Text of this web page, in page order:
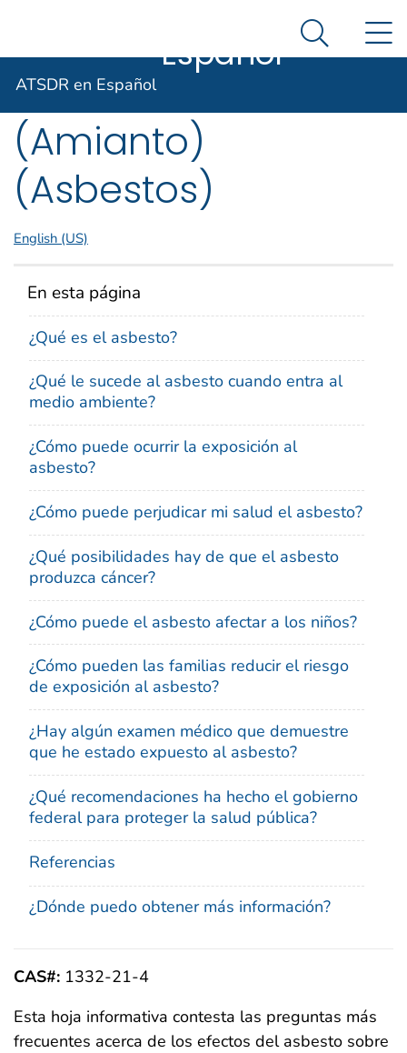
Agencia para Sustancias Tóxicas y el Registro de
ATSDR en
Español Search
ATSDR en Español
ToxFAQs™ – Asbesto
(Amianto)
(Asbestos)
English (US)
En esta página
¿Qué es el asbesto?
¿Qué le sucede al asbesto cuando entra al
medio ambiente?
¿Cómo puede ocurrir la exposición al
asbesto?
¿Cómo puede perjudicar mi salud el asbesto?
¿Qué posibilidades hay de que el asbesto
produzca cáncer?
¿Cómo puede el asbesto afectar a los niños?
¿Cómo pueden las familias reducir el riesgo
de exposición al asbesto?
¿Hay algún examen médico que demuestre
que he estado expuesto al asbesto?
¿Qué recomendaciones ha hecho el gobierno
federal para proteger la salud pública?
Referencias
¿Dónde puedo obtener más información?
CAS#: 1332-21-4
Esta hoja informativa contesta las preguntas más
frecuentes acerca de los efectos del asbesto sobre